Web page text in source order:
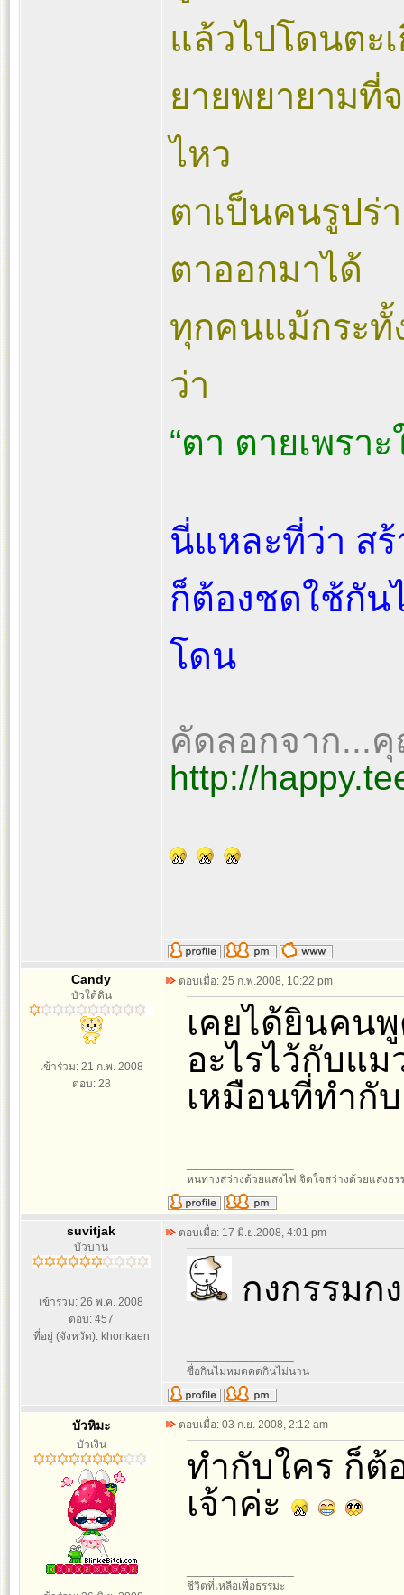
แล้วไปโดนตะ
ยายพยายามที่
ไหว
ตาเป็นคนรูปร่
ตาออกมาได้
ทุกคนแม้กระทั้
ว่า
“ตา ตายเพรา
นี่แหละที่ว่า สร้
ก็ต้องชดใช้กัน
โดน
คัดลอกจาก...
http://
Candy
บัวใต้ดิน
เข้าร่วม: 21 ก.พ. 2008
ตอบ: 28
ตอบเมื่อ: 25 ก.พ.2008, 10:22 pm
เคยได้ยินคน
อะไรไว้กับแ
เหมือนที่ทำกั
หนทางสว่างด้วยแสงไฟ จิตใจสว่างด้วยแสงธร
suvitjak
บัวบาน
เข้าร่วม: 26 พ.ค. 2008
ตอบ: 457
ที่อยู่ (จังหวัด): khonkaen
ตอบเมื่อ: 17 มิ.ย.2008, 4:01 pm
กงกรรมก
ซื่อกินไม่หมดคดกินไม่นาน
บัวหิมะ
บัวเงิน
ตอบเมื่อ: 03 ก.ย. 2008, 2:12 am
ทำกับใคร ก็ต้
เจ้าค่ะ
ชีวิตที่เหลือเพื่อธรรมะ